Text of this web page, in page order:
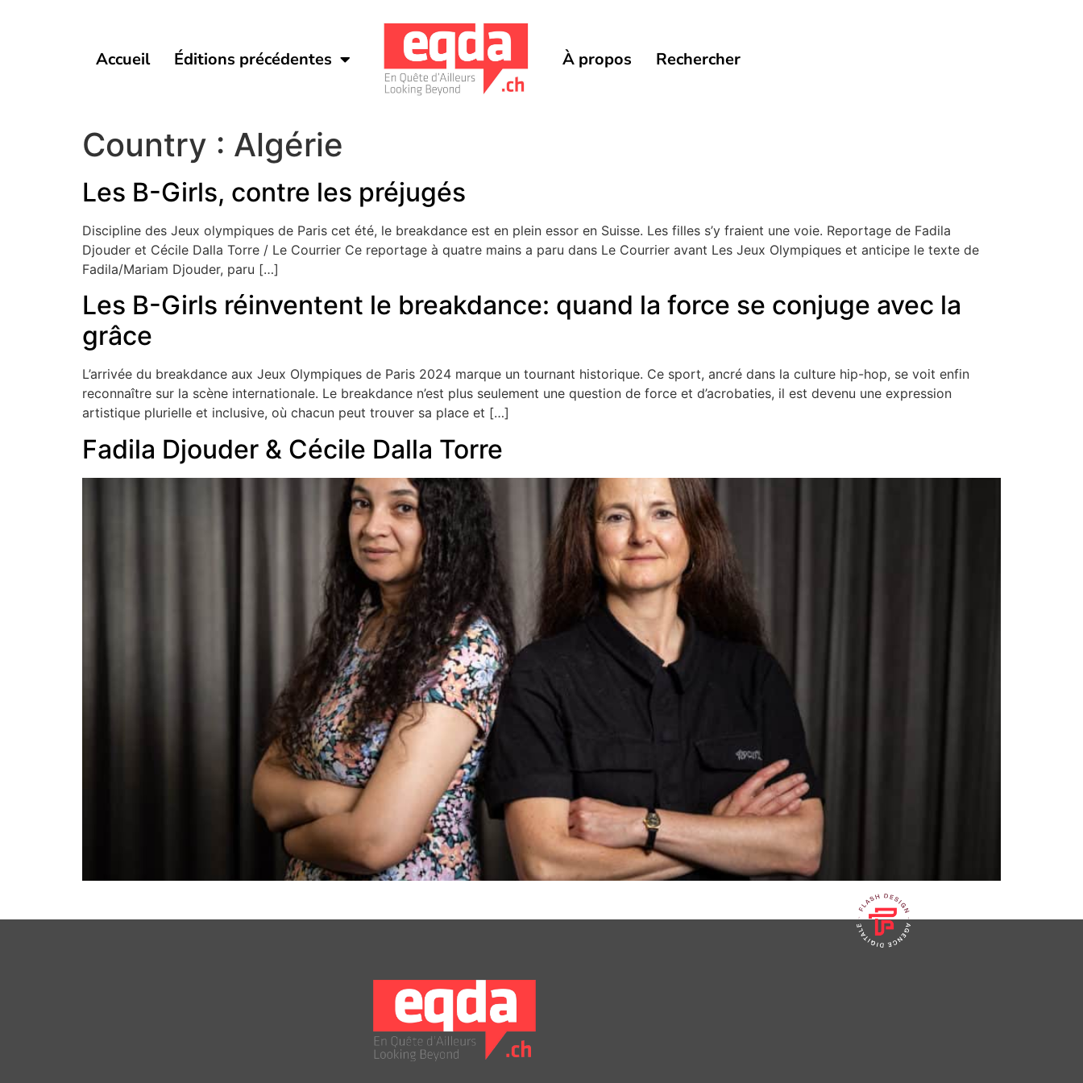
Accueil Éditions précédentes À propos Rechercher
Country : Algérie
Les B-Girls, contre les préjugés
Discipline des Jeux olympiques de Paris cet été, le breakdance est en plein essor en Suisse. Les filles s’y fraient une voie. Reportage de Fadila
Djouder et Cécile Dalla Torre / Le Courrier Ce reportage à quatre mains a paru dans Le Courrier avant Les Jeux Olympiques et anticipe le texte de
Fadila/Mariam Djouder, paru […]
Les B-Girls réinventent le breakdance: quand la force se conjuge avec la
grâce
L’arrivée du breakdance aux Jeux Olympiques de Paris 2024 marque un tournant historique. Ce sport, ancré dans la culture hip-hop, se voit enfin
reconnaître sur la scène internationale. Le breakdance n’est plus seulement une question de force et d’acrobaties, il est devenu une expression
artistique plurielle et inclusive, où chacun peut trouver sa place et […]
Fadila Djouder & Cécile Dalla Torre